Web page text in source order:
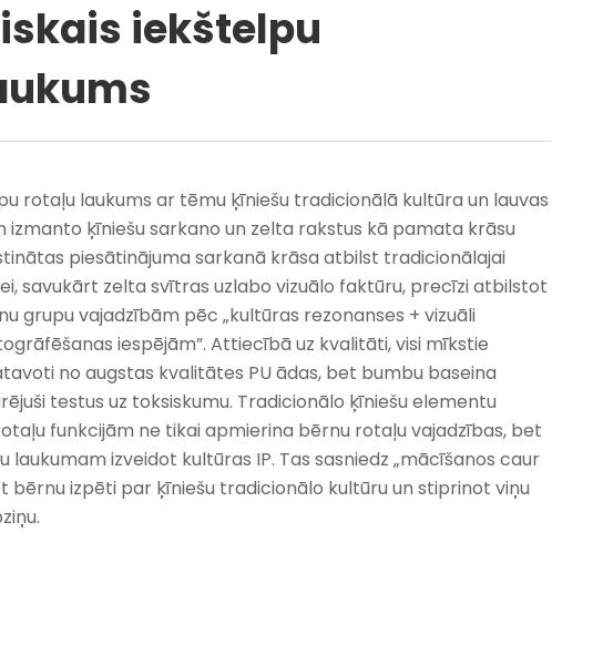
iekštelpu
rotaļu laukums ar tēmu ķīniešu tradicionālā kultūra un lauvas
izmanto ķīniešu sarkano un zelta rakstus kā pamata krāsu
piesātinājuma sarkanā krāsa atbilst tradicionālajai
savukārt zelta svītras uzlabo vizuālo faktūru, precīzi atbilstot
grupu vajadzībām pēc „kultūras rezonanses + vizuāli
iespējām”. Attiecībā uz kvalitāti, visi mīkstie
no augstas kvalitātes PU ādas, bet bumbu baseina
testus uz toksiskumu. Tradicionālo ķīniešu elementu
funkcijām ne tikai apmierina bērnu rotaļu vajadzības, bet
laukumam izveidot kultūras IP. Tas sasniedz „mācīšanos caur
bērnu izpēti par ķīniešu tradicionālo kultūru un stiprinot viņu